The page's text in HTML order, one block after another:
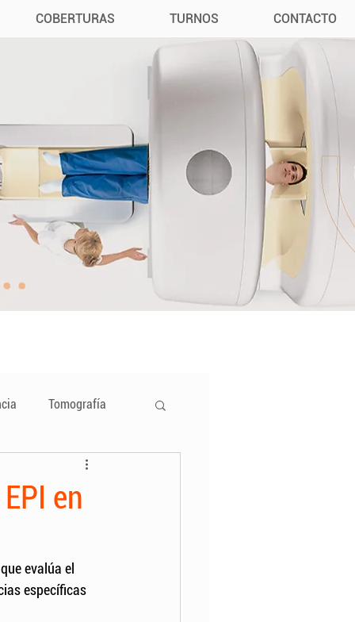
COBERTURAS TURNOS CONTACTO
Tomografía
en
evalúa el
específicas